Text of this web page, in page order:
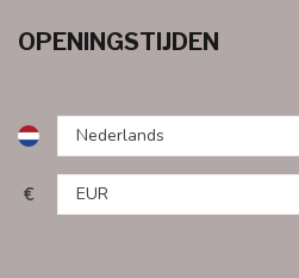
OPENINGSTIJDEN
€